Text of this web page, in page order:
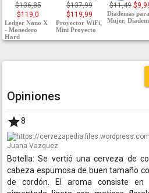
$136,85
$119,0
Ledger Nano X
- Monedero
Hard
$137,99
$119,99
Proyector WiFi,
Mini Proyecto
$11,49
Diademas para
Mujer,
Opiniones
8
Juana Vazquez
Botella: Se vertió una cerveza de
cabeza espumosa de buen tamaño
de cordón. El aroma consiste en